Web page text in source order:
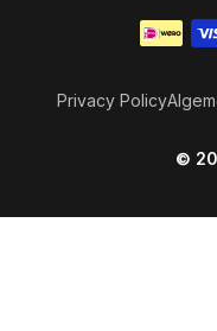
©
Privacy Policy